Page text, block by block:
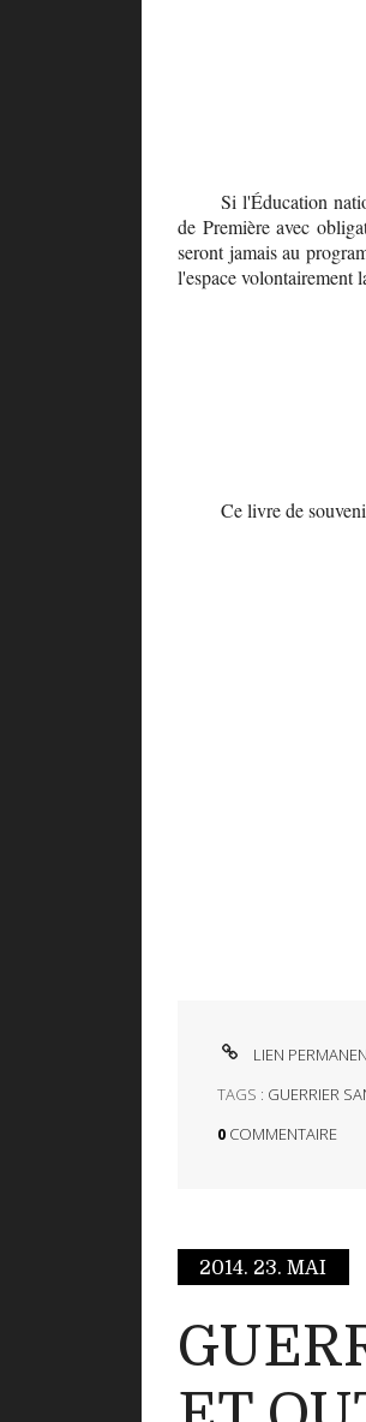
Si l'Éducation
de Première avec
seront jamais au
l'espace volontairement
Ce livre de
LIEN
TAGS : GUERRIER
0 COMMENTAIRE
2014. 23. MAI